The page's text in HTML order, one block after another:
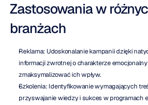
Zastosowania w
branżach
Reklama: Udoskonalanie kampanii dzięki
informacji zwrotnej o charakterze
zmaksymalizować ich wpływ.
Szkolenia: Identyfikowanie wymagających
przyswajanie wiedzy i sukces w programach